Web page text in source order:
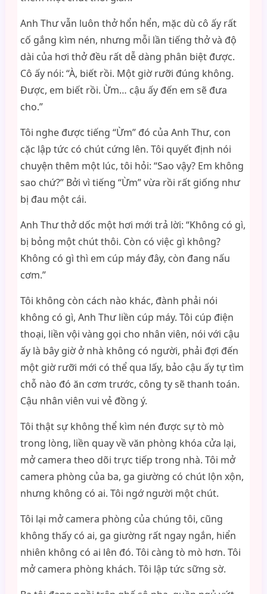
Anh Thư vẫn luôn thở hổn hển, mặc dù cô ấy rất
cố gắng kìm nén, nhưng mỗi lần tiếng thở và độ
dài của hơi thở đều rất dễ dàng phân biệt được.
Cô ấy nói: “À, biết rồi. Một giờ rưỡi đúng không.
Được, em biết rồi. Ừm… cậu ấy đến em sẽ đưa
cho.”
Tôi nghe được tiếng “Ừm” đó của Anh Thư, con
cặc lập tức có chút cứng lên. Tôi quyết định nói
chuyện thêm một lúc, tôi hỏi: “Sao vậy? Em không
sao chứ?” Bởi vì tiếng “Ừm” vừa rồi rất giống như
bị đau một cái.
Anh Thư thở dốc một hơi mới trả lời: “Không có gì,
bị bỏng một chút thôi. Còn có việc gì không?
Không có gì thì em cúp máy đây, còn đang nấu
cơm.”
Tôi không còn cách nào khác, đành phải nói
không có gì, Anh Thư liền cúp máy. Tôi cúp điện
thoại, liền vội vàng gọi cho nhân viên, nói với cậu
ấy là bây giờ ở nhà không có người, phải đợi đến
một giờ rưỡi mới có thể qua lấy, bảo cậu ấy tự tìm
chỗ nào đó ăn cơm trước, công ty sẽ thanh toán.
Cậu nhân viên vui vẻ đồng ý.
Tôi thật sự không thể kìm nén được sự tò mò
trong lòng, liền quay về văn phòng khóa cửa lại,
mở camera theo dõi trực tiếp trong nhà. Tôi mở
camera phòng của ba, ga giường có chút lộn xộn,
nhưng không có ai. Tôi ngớ người một chút.
Tôi lại mở camera phòng của chúng tôi, cũng
không thấy có ai, ga giường rất ngay ngắn, hiển
nhiên không có ai lên đó. Tôi càng tò mò hơn. Tôi
mở camera phòng khách. Tôi lập tức sững sờ.